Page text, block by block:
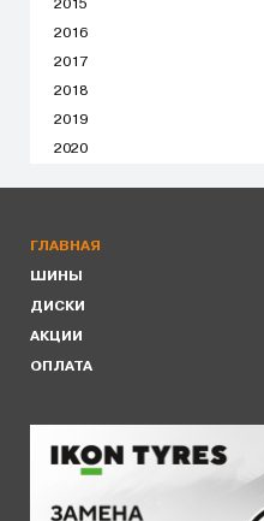
2015
2016
2017
2018
2019
2020
ГЛАВНАЯ
ШИНЫ
ДИСКИ
АКЦИИ
ОПЛАТА